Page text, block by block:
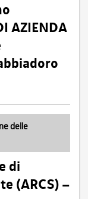
AZIENDA
delle
di
(ARCS) –